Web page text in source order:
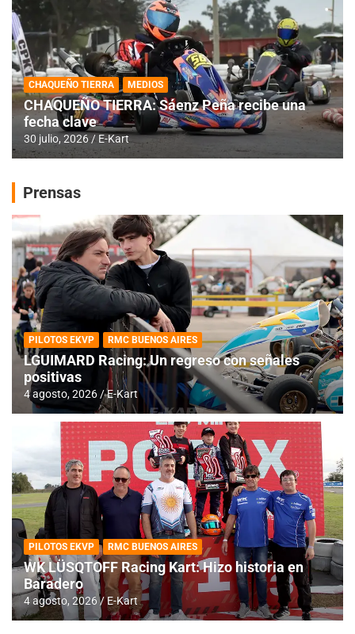
CHAQUEÑO TIERRA MEDIOS
CHAQUEÑO TIERRA: Sáenz Peña recibe una
fecha clave
30 julio, 2026 E-Kart
Prensas
PILOTOS EKVP RMC BUENOS AIRES
LGUIMARD Racing: Un regreso con señales
positivas
4 agosto, 2026 E-Kart
PILOTOS EKVP RMC BUENOS AIRES
WK LÜSQTOFF Racing Kart: Hizo historia en
Baradero
4 agosto, 2026 E-Kart